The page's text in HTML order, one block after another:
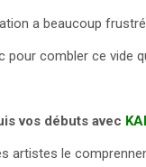
a beaucoup
pour combler ce vide
vos débuts avec
artistes le